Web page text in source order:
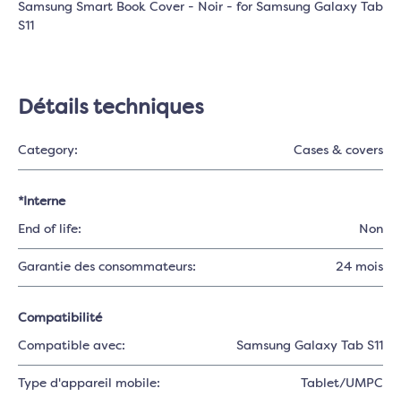
Samsung Smart Book Cover - Noir - for Samsung Galaxy Tab
S11
Détails techniques
Category: Cases & covers
*Interne
End of life: Non
Garantie des consommateurs: 24 mois
Compatibilité
Compatible avec: Samsung Galaxy Tab S11
Type d'appareil mobile: Tablet/UMPC